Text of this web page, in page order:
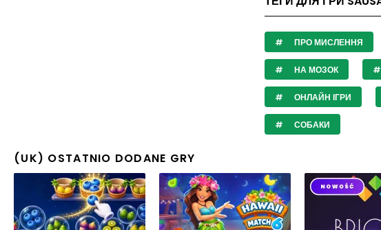
ПРО МИСЛЕННЯ
НА МОЗОК
ОНЛАЙН ІГРИ
СОБАКИ
(UK) OSTATNIO DODANE GRY